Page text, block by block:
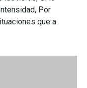
Por
que a